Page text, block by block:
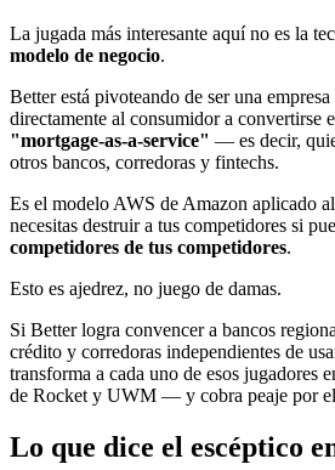
La jugada más interesante aquí no es la
modelo de negocio.
Better está pivoteando de ser una
directamente al consumidor a convertirse
"mortgage-as-a-service" — es decir,
otros bancos, corredoras y fintechs.
Es el modelo AWS de Amazon aplicado
necesitas destruir a tus competidores si
competidores de tus competidores.
Esto es ajedrez, no juego de damas.
Si Better logra convencer a bancos
crédito y corredoras independientes de
transforma a cada uno de esos jugadores
de Rocket y UWM — y cobra peaje por
Lo que dice el escéptico